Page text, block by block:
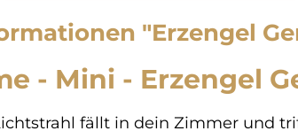
"Erzengel
- Mini - Erzengel
fällt in dein Zimmer und